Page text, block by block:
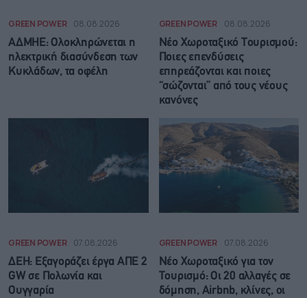
GREEN POWER 08.08.2026
ΑΔΜΗΕ: Ολοκληρώνεται η
ηλεκτρική διασύνδεση των
Κυκλάδων, τα οφέλη
GREEN POWER 08.08.2026
Νέο Χωροταξικό Τουρισμού:
Ποιες επενδύσεις
επηρεάζονται και ποιες
“σώζονται” από τους νέους
κανόνες
GREEN POWER 07.08.2026
ΔΕΗ: Εξαγοράζει έργα ΑΠΕ 2
GW σε Πολωνία και
Ουγγαρία
GREEN POWER 07.08.2026
Νέο Χωροταξικό για τον
Τουρισμό: Οι 20 αλλαγές σε
δόμηση, Airbnb, κλίνες, οι